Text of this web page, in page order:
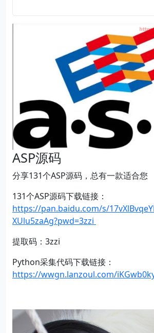
ASP源码
分享131个ASP源码，总有一款适合您
131个ASP源码下载链接：
https://pan.baidu.com/s/
XUlu5zaAg?pwd=3zzi
提取码：3zzi
Python采集代码下载链接：
https://wwgn.lanzoul.com/